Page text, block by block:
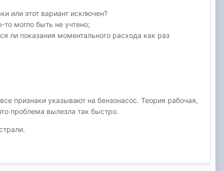
или этот вариант исключен?
могло быть не учтено;
ли показания моментального расхода как раз
признаки указывают на бензонасос. Теория рабочая,
проблема вылезла так быстро.